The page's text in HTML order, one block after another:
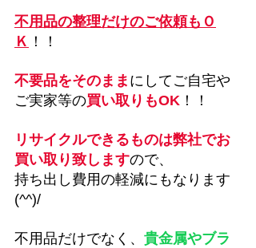
不用品の整理だけのご依頼もＯ
Ｋ ！！
不要品をそのまま にしてご自宅や
ご実家等の買い取りもOK ！！
リサイクルできるものは弊社でお
買い取り致しますので、
持ち出し費用の軽減にもなります
(^^)/
不用品だけでなく、 貴金属やブラ